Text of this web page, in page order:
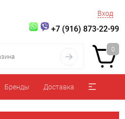
Вход
+7 (916) 873-22-99
0
Бренды Доставка